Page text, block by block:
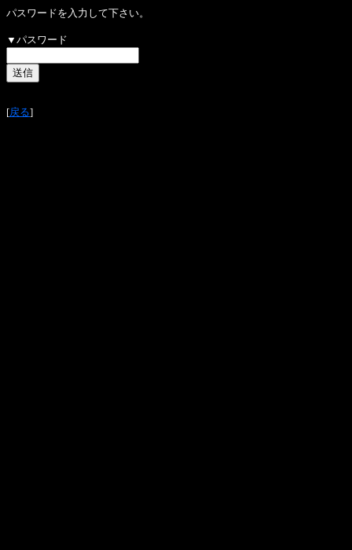
パスワードを入力して下さい。
▼パスワード
[戻る]